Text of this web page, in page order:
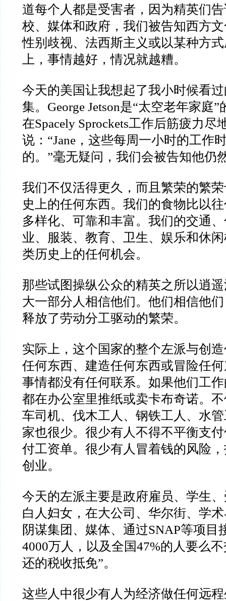
道每个人都是受害者，因为精英们
校、媒体和政府，我们被告知西方
性别歧视、法西斯主义或以某种方
上，事情越好，情况就越糟。
今天的美国让我想起了我小时候看
集。George Jetson是“太空老年家庭
在Spacely Sprockets工作后筋疲力尽
说：“Jane，这些每周一小时的工作
的。”毫无疑问，我们会被告知他仍
我们不仅活得更久，而且繁荣的繁
史上的任何东西。我们的食物比以
多样化、可靠和丰富。我们的交通
业、服装、教育、卫生、娱乐和休
类历史上的任何机会。
那些试图操纵公众的精英之所以逍
大一部分人相信他们。他们相信他
释放了劳动分工驱动的繁荣。
实际上，这个国家的整个左派与创
任何东西、建造任何东西或冒险任
事情都没有任何联系。如果他们工
都在办公室里推纸或卖卡布奇诺。
车司机、伐木工人、钢铁工人、水
家也很少。很少有人不得不平衡支
付工资单。很少有人冒着钱的风险
创业。
今天的左派主要是政府雇员、学生
白人妇女，在大公司、华尔街、学
阴谋集团、媒体、通过SNAP等项目
4000万人，以及全国47%的人要么
还的税收抵免”。
这些人中很少有人为经济做任何远